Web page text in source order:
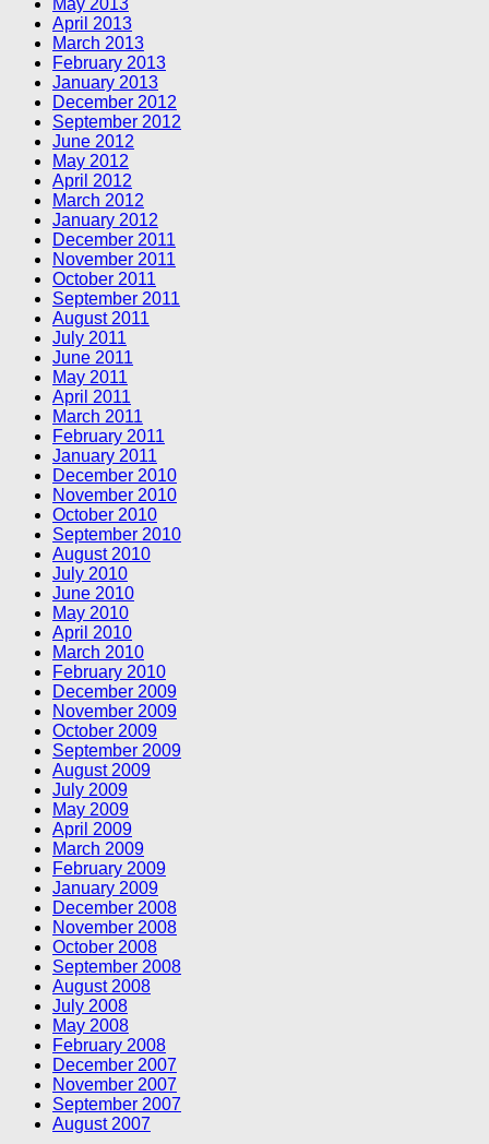
May 2013
April 2013
March 2013
February 2013
January 2013
December 2012
September 2012
June 2012
May 2012
April 2012
March 2012
January 2012
December 2011
November 2011
October 2011
September 2011
August 2011
July 2011
June 2011
May 2011
April 2011
March 2011
February 2011
January 2011
December 2010
November 2010
October 2010
September 2010
August 2010
July 2010
June 2010
May 2010
April 2010
March 2010
February 2010
December 2009
November 2009
October 2009
September 2009
August 2009
July 2009
May 2009
April 2009
March 2009
February 2009
January 2009
December 2008
November 2008
October 2008
September 2008
August 2008
July 2008
May 2008
February 2008
December 2007
November 2007
September 2007
August 2007